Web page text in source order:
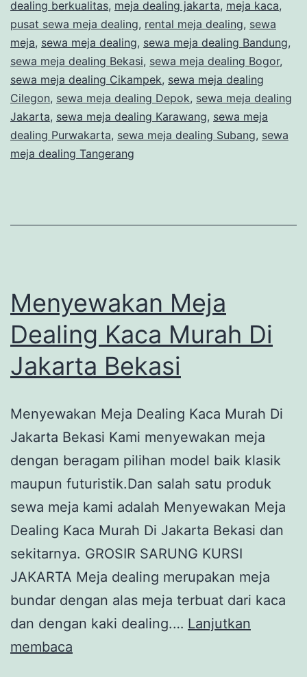
dealing berkualitas, meja dealing jakarta, meja kaca,
pusat sewa meja dealing, rental meja dealing, sewa
meja, sewa meja dealing, sewa meja dealing Bandung,
sewa meja dealing Bekasi, sewa meja dealing Bogor,
sewa meja dealing Cikampek, sewa meja dealing
Cilegon, sewa meja dealing Depok, sewa meja dealing
Jakarta, sewa meja dealing Karawang, sewa meja
dealing Purwakarta, sewa meja dealing Subang, sewa
meja dealing Tangerang
Menyewakan Meja
Dealing Kaca Murah Di
Jakarta Bekasi
Menyewakan Meja Dealing Kaca Murah Di
Jakarta Bekasi Kami menyewakan meja
dengan beragam pilihan model baik klasik
maupun futuristik.Dan salah satu produk
sewa meja kami adalah Menyewakan Meja
Dealing Kaca Murah Di Jakarta Bekasi dan
sekitarnya. GROSIR SARUNG KURSI
JAKARTA Meja dealing merupakan meja
bundar dengan alas meja terbuat dari kaca
dan dengan kaki dealing.… Lanjutkan
membaca